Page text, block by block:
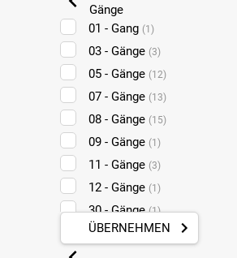
44 cm
43 cm(6)
Gänge
01 - Gang (1)
03 - Gänge (3)
05 - Gänge (12)
07 - Gänge (13)
08 - Gänge (15)
09 - Gänge (1)
11 - Gänge (3)
12 - Gänge (1)
30 - Gänge(1)
Stufenlos(3)
ÜBERNEHMEN